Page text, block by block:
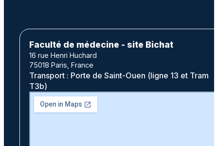
Faculté de médecine - site Bichat
16 rue Henri Huchard
75018 Paris, France
Transport : Porte de Saint-Ouen (ligne 13 et Tram
T3b)